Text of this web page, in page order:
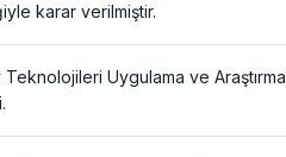
karar verilmiştir.
Uygulama ve Araştırma